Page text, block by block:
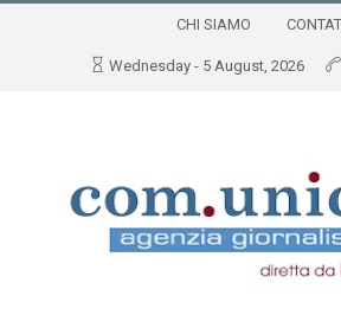
CHI SIAMO
Wednesday - 5 August, 2026